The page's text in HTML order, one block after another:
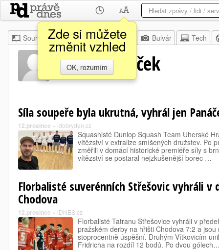
Zde si můžete
změnit vzhled
OK, rozumím
Souhrn Moje Z domova Bulvár Tech
Pavel Sládeček
Síla soupeře byla ukrutná, vyhrál jen
12.prosince » idobryden.cz
Squashisté Dunlop Squash Team Uherské
vítězství v extralize smíšených družstev. Po
změřili v domácí historické premiéře síly s
vítězství se postaral nejzkušenější borec …
Florbalisté suverénních Střešovic vyhráli v
Chodova
12.prosince » iDNES.cz
Florbalisté Tatranu Střešovice vyhráli v
pražském derby na hřišti Chodova 7:2 a jsou
stoprocentně úspěšní. Druhým Vítkovicím
Fridricha na rozdíl 12 bodů. Po dvou